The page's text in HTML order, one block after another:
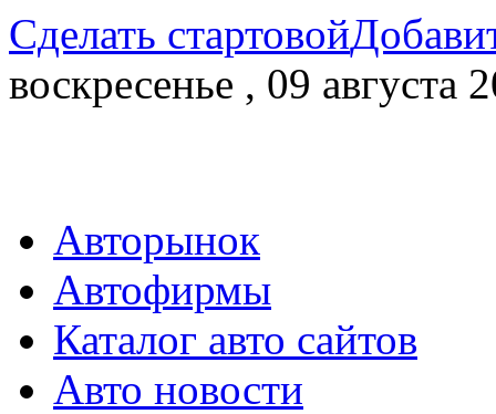
Сделать стартовой
воскресенье , 09 августа
Авторынок
Автофирмы
Каталог авто сайтов
Авто новости